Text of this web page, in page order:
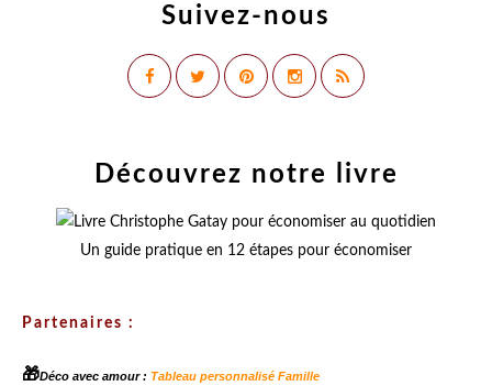
Suivez-nous
Découvrez notre livre
Un guide pratique en 12 étapes pour économiser
Partenaires :
🎁Déco avec amour : Tableau personnalisé Famille